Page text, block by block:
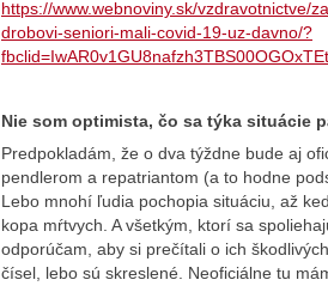
https://www.webnoviny.sk/vzdravotnictve/
drobovi-seniori-mali-covid-19-uz-davno/?
Nie som optimista, čo sa týka situácie
Predpokladám, že o dva týždne bude aj
pendlerom a repatriantom (a to hodne
Lebo mnohí ľudia pochopia situáciu, až
kopa mŕtvych. A všetkým, ktorí sa
odporúčam, aby si prečítali o ich
čísel, lebo sú skreslené. Neoficiálne tu